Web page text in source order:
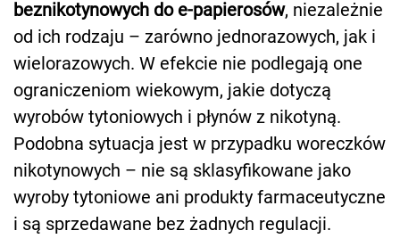
beznikotynowych do e-papierosów, niezależnie
od ich rodzaju – zarówno jednorazowych, jak i
wielorazowych. W efekcie nie podlegają one
ograniczeniom wiekowym, jakie dotyczą
wyrobów tytoniowych i płynów z nikotyną.
Podobna sytuacja jest w przypadku woreczków
nikotynowych – nie są sklasyfikowane jako
wyroby tytoniowe ani produkty farmaceutyczne
i są sprzedawane bez żadnych regulacji.